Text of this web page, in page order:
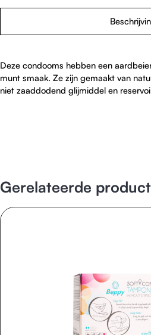
Deze condooms hebben een
munt smaak. Ze zijn gemaakt van
niet zaaddodend glijmiddel en
Gerelateerde